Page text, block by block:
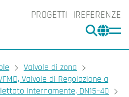
PROGETTI REFERENZE
CERCA
Valvole di zona
Valvole di Regolazione a
Internamente, DN15–40